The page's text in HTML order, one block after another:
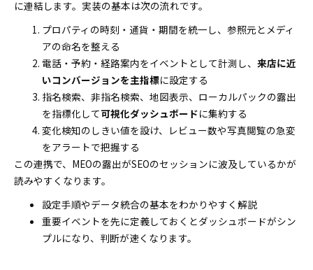
に連結します。実装の基本は次の流れです。
プロパティの時刻・通貨・期間を統一し、参照元とメディ
アの命名を整える
電話・予約・経路案内をイベントとして計測し、 来店に近
いコンバージョンを主指標に設定する
指名検索、非指名検索、地図表示、ローカルパックの露出
を指標化して可視化ダッシュボードに集約する
変化検知のしきい値を設け、レビュー数や写真閲覧の急変
をアラートで把握する
この連携で、MEOの露出がSEOのセッションに波及しているかが
読みやすくなります。
設定手順やデータ統合の基本をわかりやすく解説
重要イベントを先に定義しておくとダッシュボードがシン
プルになり、判断が速くなります。